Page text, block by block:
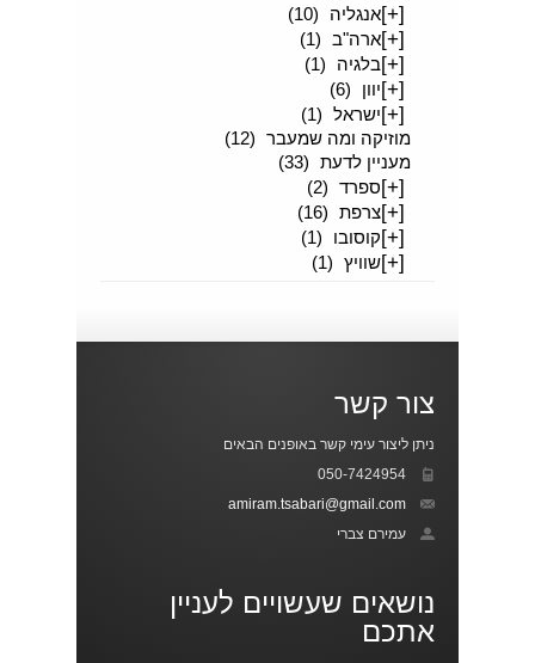
[+]אנגליה (10)
[+]ארה"ב (1)
[+]בלגיה (1)
[+]יוון (6)
[+]ישראל (1)
מוזיקה ומה שמעבר (12)
מעניין לדעת (33)
[+]ספרד (2)
[+]צרפת (16)
[+]קוסובו (1)
[+]שוויץ (1)
צור קשר
ניתן ליצור עימי קשר באופנים הבאים
050-7424954
amiram.tsabari@gmail.com
עמירם צברי
נושאים שעשויים לעניין
אתכם